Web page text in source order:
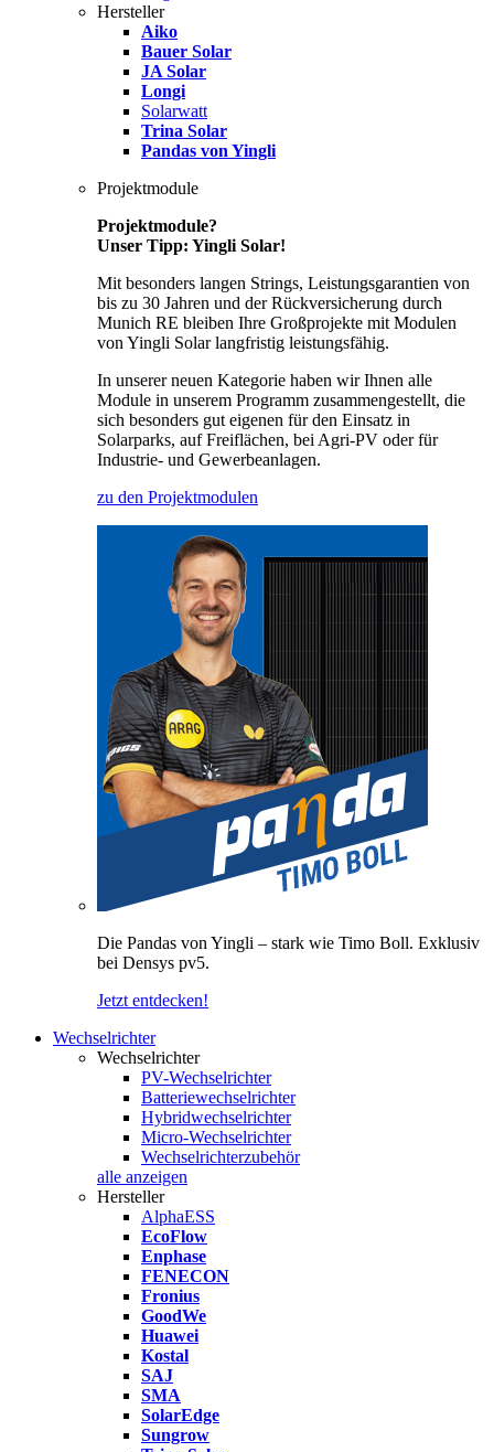
Hersteller
Aiko
Bauer Solar
JA Solar
Longi
Solarwatt
Trina Solar
Pandas von Yingli
Projektmodule
Projektmodule?
Unser Tipp: Yingli Solar!
Mit besonders langen Strings, Leistungsgarantien von
bis zu 30 Jahren und der Rückversicherung durch
Munich RE bleiben Ihre Großprojekte mit Modulen
von Yingli Solar langfristig leistungsfähig.
In unserer neuen Kategorie haben wir Ihnen alle
Module in unserem Programm zusammengestellt, die
sich besonders gut eigenen für den Einsatz in
Solarparks, auf Freiflächen, bei Agri-PV oder für
Industrie- und Gewerbeanlagen.
zu den Projektmodulen
Die Pandas von Yingli – stark wie Timo Boll. Exklusiv
bei Densys pv5.
Jetzt entdecken!
Wechselrichter
Wechselrichter
PV-Wechselrichter
Batteriewechselrichter
Hybridwechselrichter
Micro-Wechselrichter
Wechselrichterzubehör
alle anzeigen
Hersteller
AlphaESS
EcoFlow
Enphase
FENECON
Fronius
GoodWe
Huawei
Kostal
SAJ
SMA
SolarEdge
Sungrow